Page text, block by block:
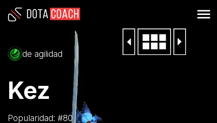
de agilidad
Kez
Popularidad: #80